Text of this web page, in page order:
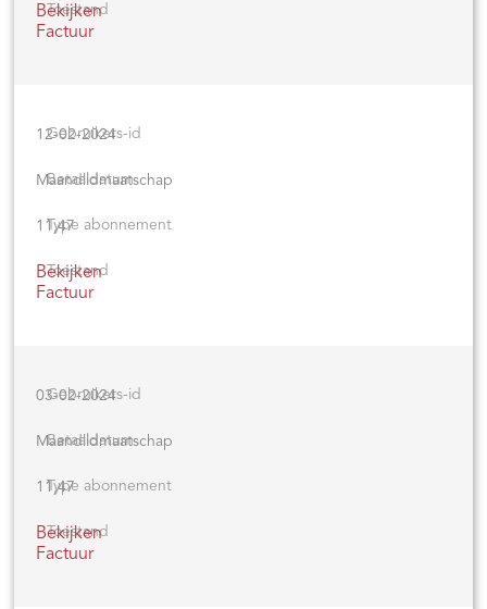
Bekijken
Factuur
12-02-2024
Maandlidmaatschap
11,47
Bekijken
Factuur
03-02-2024
Maandlidmaatschap
11,47
Bekijken
Factuur